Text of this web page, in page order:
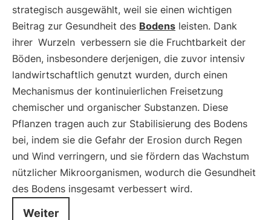
strategisch ausgewählt, weil sie einen wichtigen
Beitrag zur Gesundheit des Bodens leisten. Dank
ihrer Wurzeln verbessern sie die Fruchtbarkeit der
Böden, insbesondere derjenigen, die zuvor intensiv
landwirtschaftlich genutzt wurden, durch einen
Mechanismus der kontinuierlichen Freisetzung
chemischer und organischer Substanzen. Diese
Pflanzen tragen auch zur Stabilisierung des Bodens
bei, indem sie die Gefahr der Erosion durch Regen
und Wind verringern, und sie fördern das Wachstum
nützlicher Mikroorganismen, wodurch die Gesundheit
des Bodens insgesamt verbessert wird.
Weiter